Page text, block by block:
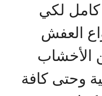
لكي
العفش
الأخشاب
وحتى كافة